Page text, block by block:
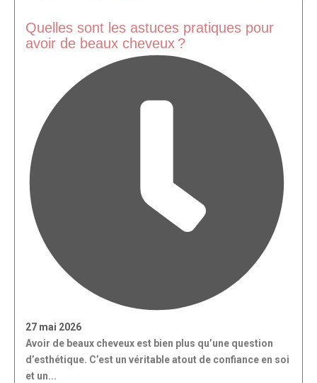
Quelles sont les astuces pratiques pour
avoir de beaux cheveux ?
27 mai 2026
Avoir de beaux cheveux est bien plus qu’une question
d’esthétique. C’est un véritable atout de confiance en soi
et un...